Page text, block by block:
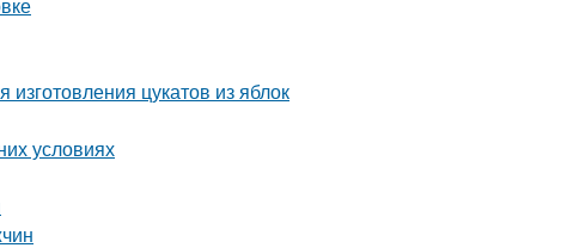
цукатов из яблок
условиях